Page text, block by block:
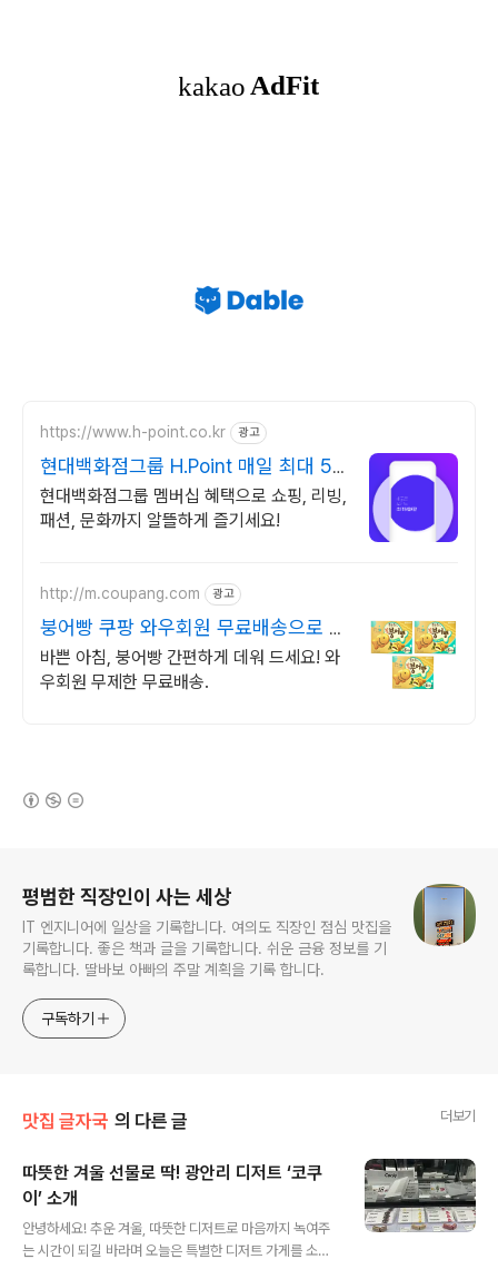
https://www.h-point.co.kr 광고
현대백화점그룹 H.Point 매일 최대 5
천 포인트 적립
현대백화점그룹 멤버십 혜택으로 쇼핑, 리빙,
패션, 문화까지 알뜰하게 즐기세요!
http://m.coupang.com 광고
붕어빵 쿠팡 와우회원 무료배송으로 가
볍게
바쁜 아침, 붕어빵 간편하게 데워 드세요! 와
우회원 무제한 무료배송.
평범한 직장인이 사는 세상
IT 엔지니어에 일상을 기록합니다. 여의도 직장인 점심 맛집을
기록합니다. 좋은 책과 글을 기록합니다. 쉬운 금융 정보를 기
록합니다. 딸바보 아빠의 주말 계획을 기록 합니다.
구독하기
맛집 글자국 의 다른 글 더보기
따뜻한 겨울 선물로 딱! 광안리 디저트 ‘코쿠
이’ 소개
안녕하세요! 추운 겨울, 따뜻한 디저트로 마음까지 녹여주
는 시간이 되길 바라며 오늘은 특별한 디저트 가게를 소개